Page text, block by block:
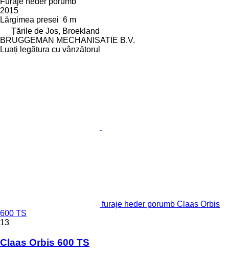
2015
Lărgimea presei 6 m
Țările de Jos, Broekland
BRUGGEMAN MECHANISATIE B.V.
Luați legătura cu vânzătorul
furaje heder porumb Claas Orbis
600 TS
13
Claas Orbis 600 TS